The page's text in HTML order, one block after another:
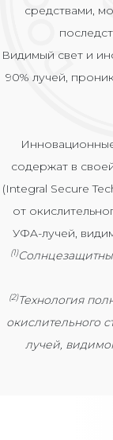
средствами,
Видимый свет и
90% лучей,
содержат в
(Іntegral Secure
от
УФA-лучей,
(1)
(2)Технология
окислительного
лучей,